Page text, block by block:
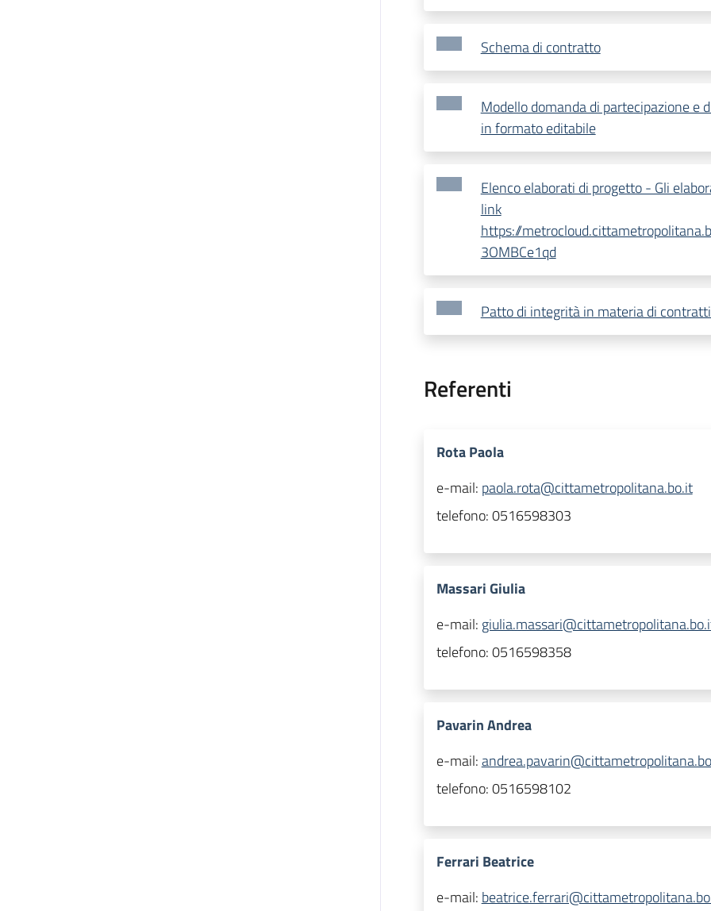
Schema di contratto
Modello domanda di partecipazione e
in formato editabile
Elenco elaborati di progetto - Gli
link
https://
3OMBCe1qd
Patto di integrità in materia di
Referenti
Rota Paola
e-mail: paola.rota@cittametropolitana.bo.it
telefono:0516598303
Massari Giulia
e-mail:
telefono:0516598358
Pavarin Andrea
e-mail:
telefono:0516598102
Ferrari Beatrice
e-mail: